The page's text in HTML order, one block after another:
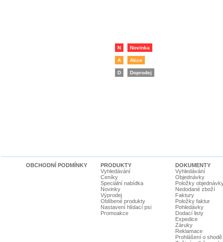
N Novinka
A Akce
D Doprodej
OBCHODNÍ PODMÍNKY
PRODUKTY
Vyhledávání
Ceníky
Speciální nabídka
Novinky
Výprodej
Oblíbené produkty
Nastavení hlídací psi
Promoakce
DOKUMENTY
Vyhledávání
Objednávky
Položky
Nedodané zboží
Faktury
Položky faktur
Pohledávky
Dodací listy
Expedice
Záruky
Reklamace
Prohlášení o shodě